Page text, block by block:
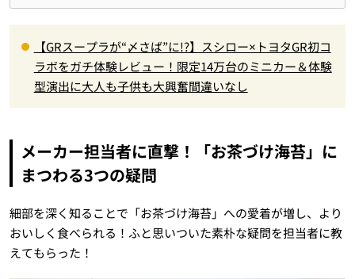
【GRスープラが“〆さば”に!?】スシロー×トヨタGR初コ
ラボをガチ体験レビュー！限定14万台のミニカー＆体験
型演出に大人も子供も大興奮間違いなし
メーカー担当者に直撃！「お茶づけ海苔」に
まつわる3つの疑問
細部を深く知ることで「お茶づけ海苔」への愛着が増し、より
おいしく食べられる！ふと思いついた素朴な疑問を担当者に教
えてもらった！